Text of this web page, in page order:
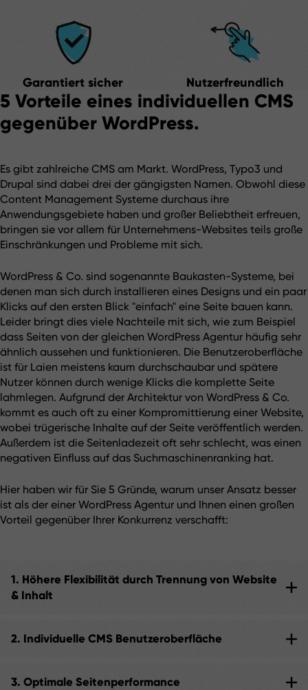
Garantiert sicher Nutzerfreundlich
5 Vorteile eines individuellen CMS
gegenüber WordPress.
Es gibt zahlreiche CMS am Markt. WordPress, Typo3 und
Drupal sind dabei drei der gängigsten Namen. Obwohl diese
Content Management Systeme durchaus ihre
Anwendungsgebiete haben und großer Beliebtheit erfreuen,
bringen sie vor allem für Unternehmens-Websites teils große
Einschränkungen und Probleme mit sich.
WordPress & Co. sind sogenannte Baukasten-Systeme, bei
denen man sich durch installieren eines Designs und ein paar
Klicks auf den ersten Blick "einfach" eine Seite bauen kann.
Leider bringt dies viele Nachteile mit sich, wie zum Beispiel
dass Seiten von der gleichen WordPress Agentur häufig sehr
ähnlich aussehen und funktionieren. Die Benutzeroberfläche
ist für Laien meistens kaum durchschaubar und spätere
Nutzer können durch wenige Klicks die komplette Seite
lahmlegen. Aufgrund der Architektur von WordPress & Co.
kommt es auch oft zu einer Kompromittierung einer Website,
wobei trügerische Inhalte auf der Seite veröffentlich werden.
Außerdem ist die Seitenladezeit oft sehr schlecht, was einen
negativen Einfluss auf das Suchmaschinenranking hat.
Hier haben wir für Sie 5 Gründe, warum unser Ansatz besser
ist als der einer WordPress Agentur und Ihnen einen großen
Vorteil gegenüber Ihrer Konkurrenz verschafft:
1. Höhere Flexibilität durch Trennung von Website
& Inhalt
Inhalten und die komplett individuelle Gestaltung der
genau die und nur die Bearbeitungsmöglichkeiten, die
2. Individuelle CMS Benutzeroberfläche
ermöglicht jedem verantwortlichen Mitarbeiter eures
3. Optimale Seitenperformance